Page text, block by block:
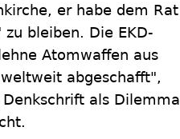
er habe dem Rat
bleiben. Die EKD-
Atomwaffen aus
abgeschafft",
als Dilemma